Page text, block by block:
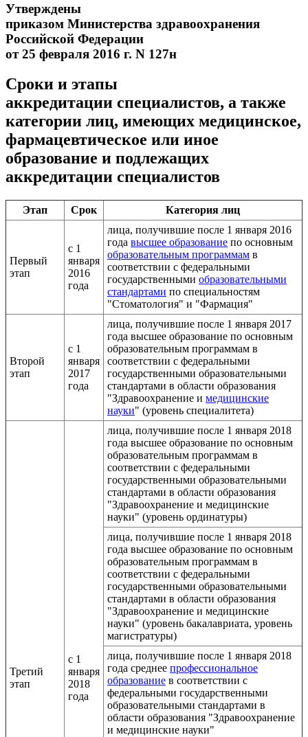
Утверждены
приказом Министерства здравоохранения
Российской Федерации
от 25 февраля 2016 г. N 127н
Сроки и этапы
аккредитации специалистов, а также
категории лиц, имеющих медицинское,
фармацевтическое или иное
образование и подлежащих
аккредитации специалистов
Этап Срок Категория лиц
Первый
этап
с 1
января
2016
года
лица, получившие после 1 января 2016
года высшее образование по основным
образовательным программам в
соответствии с федеральными
государственными образовательными
стандартами по специальностям
"Стоматология" и "Фармация"
Второй
этап
с 1
января
2017
года
лица, получившие после 1 января 2017
года высшее образование по основным
образовательным программам в
соответствии с федеральными
государственными образовательными
стандартами в области образования
"Здравоохранение и медицинские
науки" (уровень специалитета)
Третий
этап
с 1
января
2018
года
лица, получившие после 1 января 2018
года высшее образование по основным
образовательным программам в
соответствии с федеральными
государственными образовательными
стандартами в области образования
"Здравоохранение и медицинские
науки" (уровень ординатуры)
лица, получившие после 1 января 2018
года высшее образование по основным
образовательным программам в
соответствии с федеральными
государственными образовательными
стандартами в области образования
"Здравоохранение и медицинские
науки" (уровень бакалавриата, уровень
магистратуры)
лица, получившие после 1 января 2018
года среднее профессиональное
образование в соответствии с
федеральными государственными
образовательными стандартами в
области образования "Здравоохранение
и медицинские науки"